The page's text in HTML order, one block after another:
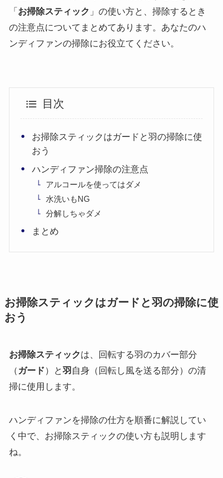
「 お掃除スティック 」の使い方と、掃除するとき
の注意点についてまとめてあります。あなたのハ
ンディファンの掃除にお役立てください。
目次
お掃除スティックはガードと羽の掃除に使
おう
ハンディファン掃除の注意点
アルコールを使ってはダメ
水洗いもNG
分解しちゃダメ
まとめ
お掃除スティックはガードと羽の掃除に使
おう
お掃除スティックは、回転する羽のカバー部分
（ ガード ）と 羽 自身（回転し風を送る部分）の清
掃に使用します。
ハンディファンを掃除の仕方を順番に解説してい
く中で、お掃除スティックの使い方も説明します
ね。